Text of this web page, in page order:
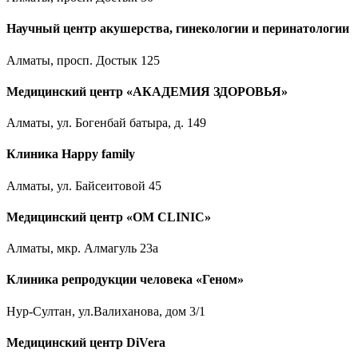
Научный центр акушерства, гинекологии и перинатологии
Алматы, просп. Достык 125
Медицинский центр «АКАДЕМИЯ ЗДОРОВЬЯ»
Алматы, ул. Богенбай батыра, д. 149
Клиника Happy family
Алматы, ул. Байсеитовой 45
Медицинский центр «OM CLINIC»
Алматы, мкр. Алмагуль 23а
Клиника репродукции человека «Геном»
Нур-Султан, ул.Валиханова, дом 3/1
Медицинский центр DiVera